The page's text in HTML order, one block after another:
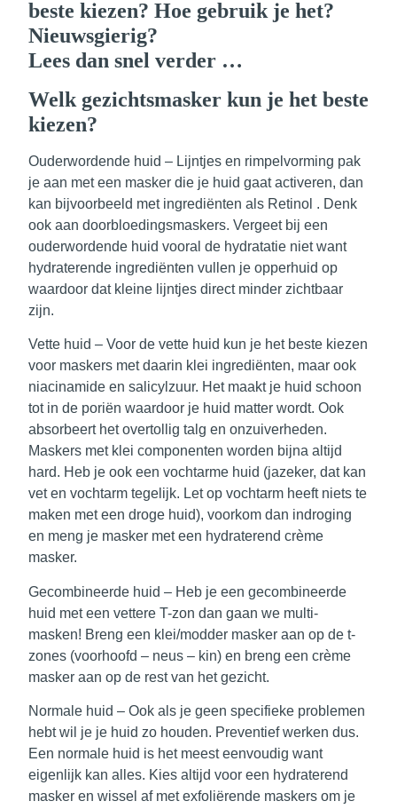
beste kiezen? Hoe gebruik je het?
Nieuwsgierig?
Lees dan snel verder …
Welk gezichtsmasker kun je het beste
kiezen?
Ouderwordende huid – Lijntjes en rimpelvorming pak
je aan met een masker die je huid gaat activeren, dan
kan bijvoorbeeld met ingrediënten als Retinol . Denk
ook aan doorbloedingsmaskers. Vergeet bij een
ouderwordende huid vooral de hydratatie niet want
hydraterende ingrediënten vullen je opperhuid op
waardoor dat kleine lijntjes direct minder zichtbaar
zijn.
Vette huid – Voor de vette huid kun je het beste kiezen
voor maskers met daarin klei ingrediënten, maar ook
niacinamide en salicylzuur. Het maakt je huid schoon
tot in de poriën waardoor je huid matter wordt. Ook
absorbeert het overtollig talg en onzuiverheden.
Maskers met klei componenten worden bijna altijd
hard. Heb je ook een vochtarme huid (jazeker, dat kan
vet en vochtarm tegelijk. Let op vochtarm heeft niets te
maken met een droge huid), voorkom dan indroging
en meng je masker met een hydraterend crème
masker.
Gecombineerde huid – Heb je een gecombineerde
huid met een vettere T-zon dan gaan we multi-
masken! Breng een klei/modder masker aan op de t-
zones (voorhoofd – neus – kin) en breng een crème
masker aan op de rest van het gezicht.
Normale huid – Ook als je geen specifieke problemen
hebt wil je je huid zo houden. Preventief werken dus.
Een normale huid is het meest eenvoudig want
eigenlijk kan alles. Kies altijd voor een hydraterend
masker en wissel af met exfoliërende maskers om je